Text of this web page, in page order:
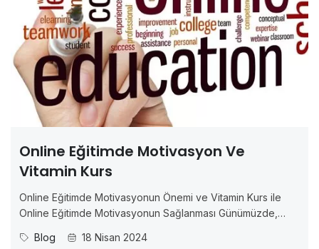
Online Eğitimde Motivasyon Ve
Vitamin Kurs
Online Eğitimde Motivasyonun Önemi ve Vitamin Kurs ile
Online Eğitimde Motivasyonun Sağlanması Günümüzde,
Ancak, geleneksel sınıf ortamlarından farklı olarak, online
Blog 18 Nisan 2024